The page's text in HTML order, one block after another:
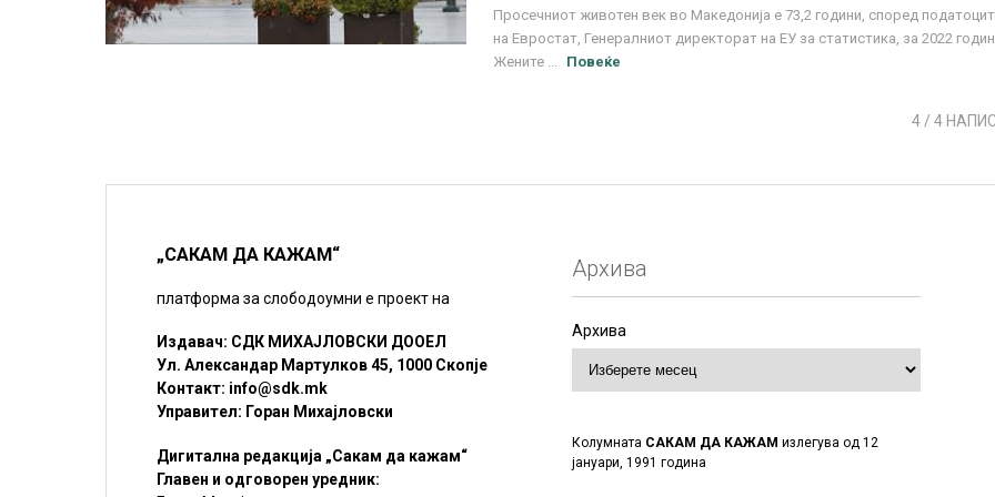
Просечниот животен век во Македонија е 73,2 години, според
на Евростат, Генералниот директорат на ЕУ за статистика, за 2022
Жените ...
Повеќе
4 / 4
„САКАМ ДА КАЖАМ“
платформа за слободоумни е проект на
Издавач: СДК МИХАЈЛОВСКИ ДООЕЛ
Ул. Александар Мартулков 45, 1000 Скопје
Контакт: info@sdk.mk
Управител: Горан Михајловски
Дигитална редакција „Сакам да кажам“
Главен и одговорен уредник:
Архива
Архива
Колумната САКАМ ДА КАЖАМ излегува од 12
јануари, 1991 година